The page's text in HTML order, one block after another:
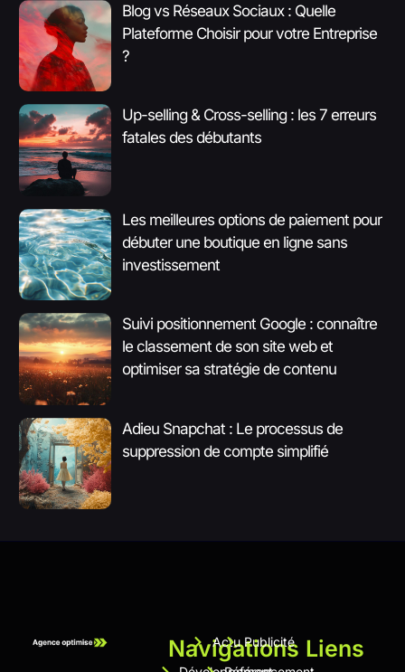
Blog vs Réseaux Sociaux : Quelle
Plateforme Choisir pour votre Entreprise
?
Up-selling & Cross-selling : les 7 erreurs
fatales des débutants
Les meilleures options de paiement pour
débuter une boutique en ligne sans
investissement
Suivi positionnement Google : connaître
le classement de son site web et
optimiser sa stratégie de contenu
Adieu Snapchat : Le processus de
suppression de compte simplifié
Navigations
Actu Publicité
Liens